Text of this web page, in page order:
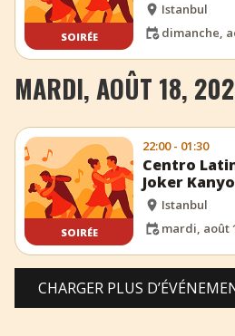
SOIRÉE
Istanbul
dimanche,
MARDI, AOÛT 18,
SOIRÉE
22:00 - 01:30
Centro
Joker
Istanbul
mardi, août
CHARGER PLUS